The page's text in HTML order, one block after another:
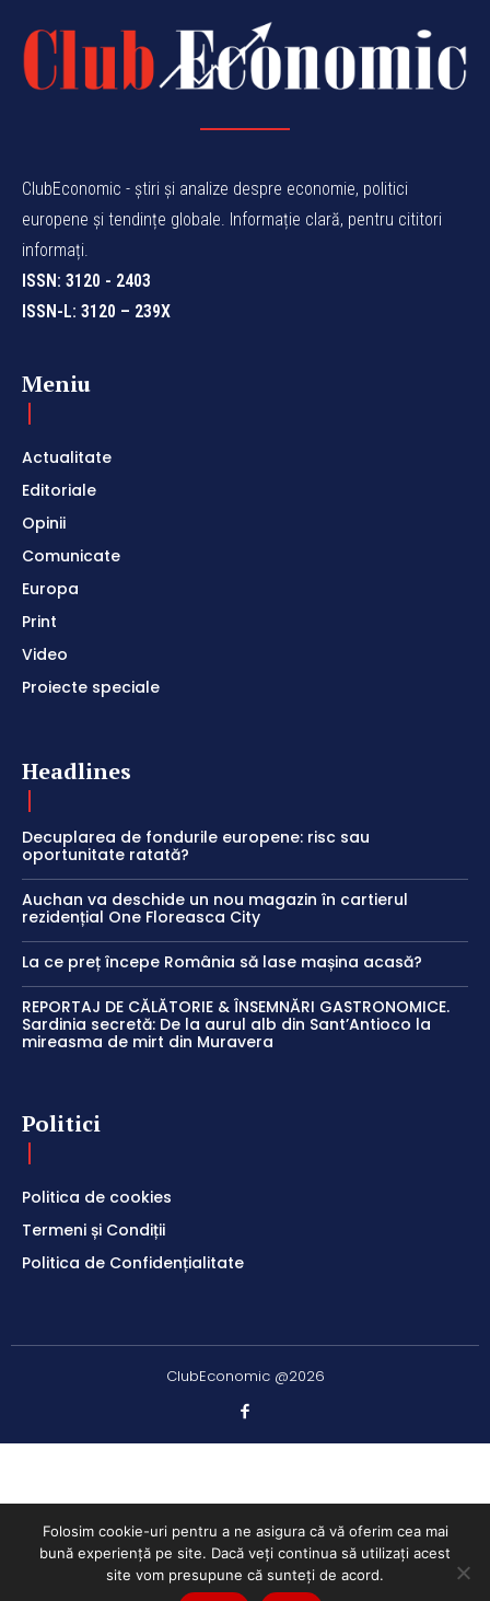
ClubEconomic - știri și analize despre economie, politici
europene și tendințe globale. Informație clară, pentru cititori
informați.
ISSN: 3120 - 2403
ISSN-L: 3120 – 239X
Meniu
Actualitate
Editoriale
Opinii
Comunicate
Europa
Print
Video
Proiecte speciale
Headlines
Decuplarea de fondurile europene: risc sau
oportunitate ratată?
Auchan va deschide un nou magazin în cartierul
rezidențial One Floreasca City
La ce preț începe România să lase mașina acasă?
REPORTAJ DE CĂLĂTORIE & ÎNSEMNĂRI GASTRONOMICE.
Sardinia secretă: De la aurul alb din Sant’Antioco la
mireasma de mirt din Muravera
Politici
Politica de cookies
Termeni și Condiții
Politica de Confidențialitate
ClubEconomic @2026
Folosim cookie-uri pentru a ne asigura că vă oferim cea mai
bună experiență pe site. Dacă veți continua să utilizați acest
site vom presupune că sunteți de acord.